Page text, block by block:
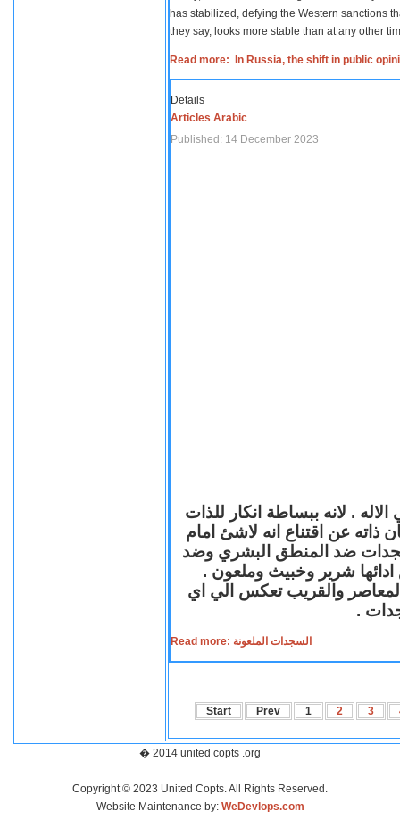
has stabilized, defying the Western sanctions
they say, looks more stable than at any other
Read more: In Russia, the shift in public
Details
Articles Arabic
Published: 14 December 2023
. لانه ببساطة انكار للذات
ذاته عن اقتناع انه لاشئ امام
ضد المنطق البشري وضد
ادائها شرير وخبيث وملعون .
المعاصر والقريب تعكس الي اي
.
Read more: السجدات الملعونة
Start Prev 1 2 3
� 2014 united copts .org
Copyright © 2023 United Copts. All Rights Reserved.
Website Maintenance by: WeDevlops.com